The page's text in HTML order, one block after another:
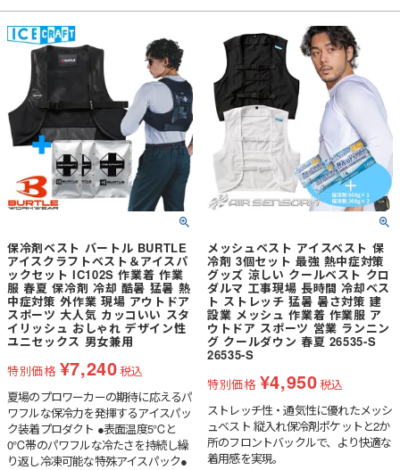
剤ポケット付き。 ※保冷剤は「氷零」
「北極」300gに対応（別売）●パワー
メッシュ素材: ストレッチ性が高く身
体にしっかりフィットし、保冷剤の重
さによる負担も軽減。●幅広いサイズ
展開: 幅広い体型に対応する3サイズ展
開（S / F / 3XL）。前ベルトでもサイ
ズ調整が可能。●多様なシーンで活躍:
作業着、空調ウェアの下に着用しても
目立ちにくく、多様なシーンで使用で
きる。空調ウェアが使えないシーンに
も最適。●安心の日本製保冷剤: アル
ミ＋発泡シートの特殊な8層構造が、
外気熱を防ぎ長時間の冷却効果を発
揮。結露も軽減。
イスパックを収納するミリタリールッ
クスなベスト●男女ユニセックスの着
用に対応
保冷剤ベスト バートル BURTLE
アイスクラフトベスト＆アイスパ
ックセット IC102S 作業着 作業
服 春夏 保冷剤 冷却 酷暑 猛暑 熱
中症対策 外作業 現場 アウトドア
スポーツ 大人気 カッコいい スタ
イリッシュ おしゃれ デザイン性
ユニセックス 男女兼用
特別価格 ¥7,240税込
夏場のプロワーカーの期待に応えるパ
ワフルな保冷力を発揮するアイスパッ
ク装着プロダクト ●表面温度5℃と
0℃帯のパワフルな冷たさを持続し繰
り返し冷凍可能な特殊アイスパック●
メッシュベスト アイスベスト 保
冷剤 3個セット 最強 熱中症対策
グッズ 涼しい クールベスト クロ
ダルマ 工事現場 長時間 冷却ベス
ト ストレッチ 猛暑 暑さ対策 建
設業 メッシュ 作業着 作業服 ア
ウトドア スポーツ 営業 ランニン
グ クールダウン 春夏 26535-S
26535-S
特別価格 ¥4,950税込
ストレッチ性・通気性に優れたメッシ
ュベスト 縦入れ保冷剤ポケットと2か
所のフロントバックルで、より快適な
着用感を実現。